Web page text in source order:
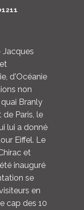
Jacques
d'Océanie
non
Branly
Paris, le
lui a donné
Eiffel. Le
et
inauguré
se
en
cap des 10